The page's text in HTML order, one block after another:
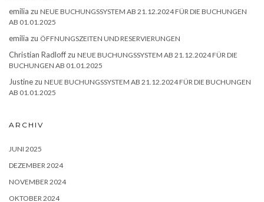
emilia zu NEUE BUCHUNGSSYSTEM AB 21.12.2024 FÜR DIE BUCHUNGEN
AB 01.01.2025
emilia zu ÖFFNUNGSZEITEN UND RESERVIERUNGEN
Christian Radloffzu NEUE BUCHUNGSSYSTEM AB 21.12.2024 FÜR DIE
BUCHUNGEN AB 01.01.2025
Justinezu NEUE BUCHUNGSSYSTEM AB 21.12.2024 FÜR DIE BUCHUNGEN
AB 01.01.2025
ARCHIV
JUNI 2025
DEZEMBER 2024
NOVEMBER 2024
OKTOBER 2024